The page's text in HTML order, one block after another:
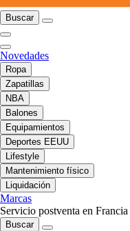
Buscar
Novedades
Ropa
Zapatillas
NBA
Balones
Equipamientos
Deportes EEUU
Lifestyle
Mantenimiento físico
Liquidación
Marcas
Servicio postventa en Francia
Buscar